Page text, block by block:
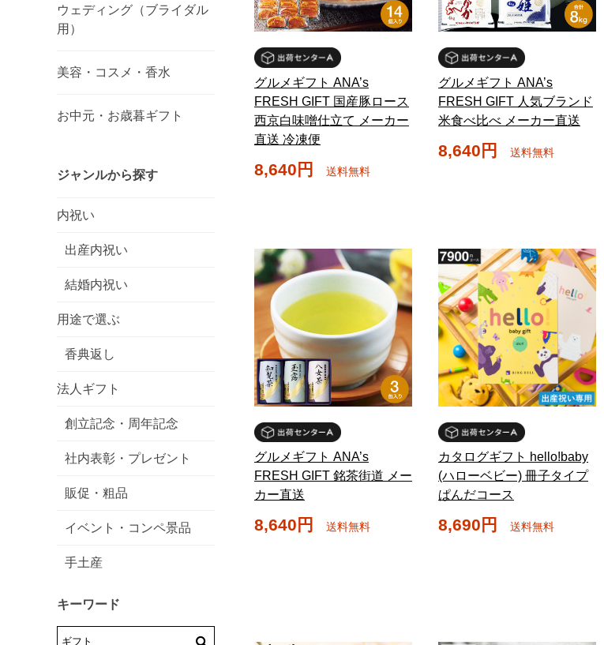
ウェディング（ブライダル
用）
美容・コスメ・香水
お中元・お歳暮ギフト
ジャンルから探す
内祝い
出産内祝い
結婚内祝い
用途で選ぶ
香典返し
法人ギフト
創立記念・周年記念
社内表彰・プレゼント
販促・粗品
イベント・コンペ景品
手土産
キーワード
グルメギフト ANA’s
FRESH GIFT 国産豚ロース
西京白味噌仕立て メーカー
直送 冷凍便
8,640円 送料無料
グルメギフト ANA’s
FRESH GIFT 人気ブランド
米食べ比べ メーカー直送
8,640円 送料無料
グルメギフト ANA’s
FRESH GIFT 銘茶街道 メー
カー直送
8,640円 送料無料
カタログギフト hello!baby
(ハローベビー) 冊子タイプ
ぱんだコース
8,690円 送料無料